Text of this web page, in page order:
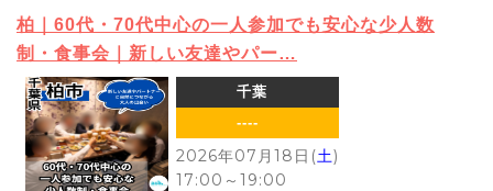
柏｜60代・70代中心の一人参加でも安心な少人数
制・食事会｜新しい友達やパー…
千葉
----
2026年07月18日(土)
17:00 ～ 19:00